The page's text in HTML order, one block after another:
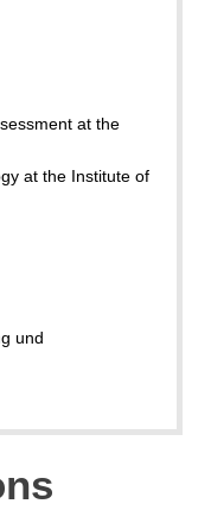
at the
at the Institute of
und